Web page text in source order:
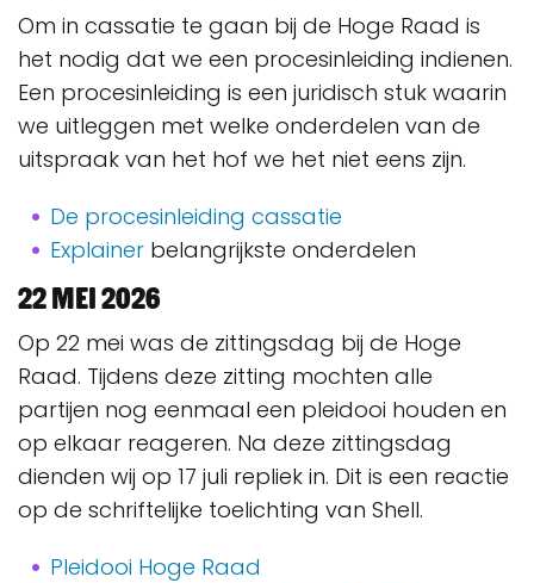
Om in cassatie te gaan bij de Hoge Raad is
het nodig dat we een procesinleiding indienen.
Een procesinleiding is een juridisch stuk waarin
we uitleggen met welke onderdelen van de
uitspraak van het hof we het niet eens zijn.
De procesinleiding cassatie
Explainer belangrijkste onderdelen
22 mei 2026
Op 22 mei was de zittingsdag bij de Hoge
Raad. Tijdens deze zitting mochten alle
partijen nog eenmaal een pleidooi houden en
op elkaar reageren. Na deze zittingsdag
dienden wij op 17 juli repliek in. Dit is een reactie
op de schriftelijke toelichting van Shell.
Pleidooi Hoge Raad